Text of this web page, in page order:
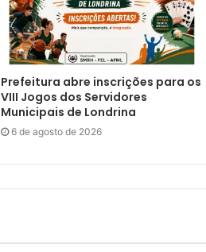
Prefeitura abre inscrições para os
VIII Jogos dos Servidores
Municipais de Londrina
6 de agosto de 2026